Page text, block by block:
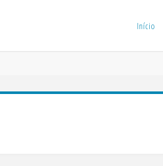
Início